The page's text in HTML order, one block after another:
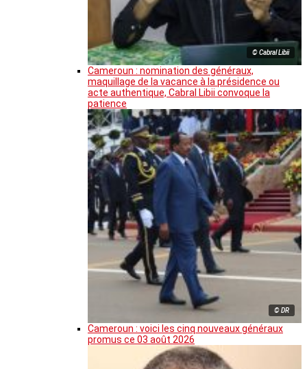
© Cabral Libii
Cameroun : nomination des généraux,
maquillage de la vacance à la présidence ou
acte authentique, Cabral Libii convoque la
patience
© DR
Cameroun : voici les cinq nouveaux généraux
promus ce 03 août 2026